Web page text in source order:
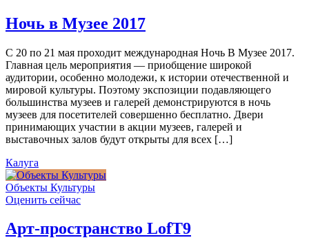
Ночь в Музее 2017
С 20 по 21 мая проходит международная Ночь В Музее 2017.
Главная цель мероприятия — приобщение широкой
аудитории, особенно молодежи, к истории отечественной и
мировой культуры. Поэтому экспозиции подавляющего
большинства музеев и галерей демонстрируются в ночь
музеев для посетителей совершенно бесплатно. Двери
принимающих участии в акции музеев, галерей и
выставочных залов будут открыты для всех […]
Калуга
Объекты Культуры
Оценить сейчас
Арт-пространство LofT9